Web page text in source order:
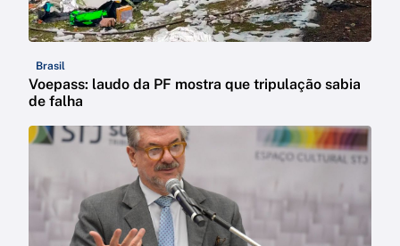
Brasil
Voepass: laudo da PF mostra que tripulação sabia
de falha